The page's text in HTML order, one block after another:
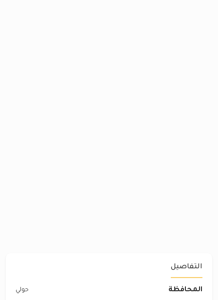
التفاصيل
المحافظة حولي